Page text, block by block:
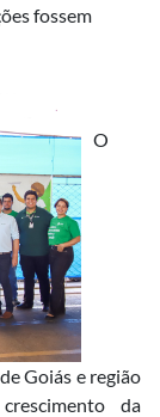
fossem
O
Goiás e região
da